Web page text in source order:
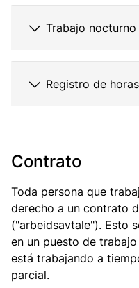
Trabajo
Registro de
Contrato
Toda persona que
derecho a un contrato
("arbeidsavtale"). Esto
en un puesto de
está trabajando a
parcial.